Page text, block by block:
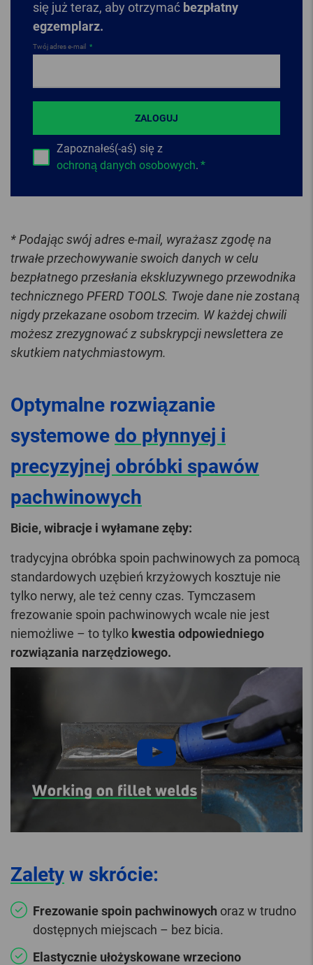
się już teraz, aby otrzymać bezpłatny
egzemplarz.
Twój adres e-mail
Zapoznałeś(-aś) się z
ochroną danych osobowych.
ZALOGUJ
* Podając swój adres e-mail, wyrażasz zgodę na
trwałe przechowywanie swoich danych w celu
bezpłatnego przesłania ekskluzywnego przewodnika
technicznego PFERD TOOLS. Twoje dane nie zostaną
nigdy przekazane osobom trzecim. W każdej chwili
możesz zrezygnować z subskrypcji newslettera ze
skutkiem natychmiastowym.
Optymalne rozwiązanie
systemowe do płynnyej i
precyzyjnej obróbki spawów
pachwinowych
Bicie, wibracje i wyłamane zęby:
tradycyjna obróbka spoin pachwinowych za pomocą
standardowych uzębień krzyżowych kosztuje nie
tylko nerwy, ale też cenny czas. Tymczasem
frezowanie spoin pachwinowych wcale nie jest
niemożliwe – to tylko kwestia odpowiedniego
rozwiązania narzędziowego.
Zalety w skrócie:
Frezowanie spoin pachwinowych oraz w trudno
dostępnych miejscach – bez bicia.
Elastycznie ułożyskowane wrzeciono